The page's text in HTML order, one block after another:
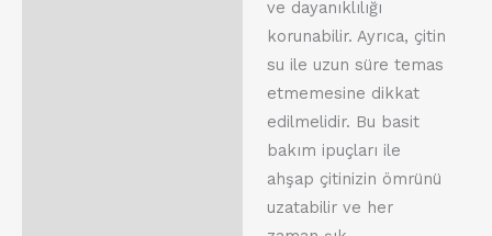
ve dayanıklılığı
korunabilir. Ayrıca, çitin
su ile uzun süre temas
etmemesine dikkat
edilmelidir. Bu basit
bakım ipuçları ile
ahşap çitinizin ömrünü
uzatabilir ve her